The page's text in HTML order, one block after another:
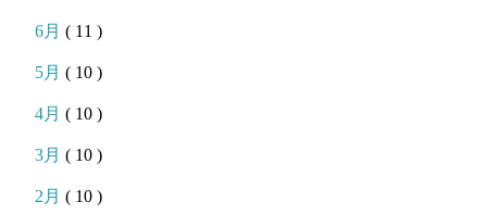
6月( 11 )
5月( 10 )
4月( 10 )
3月( 10 )
2月( 10 )